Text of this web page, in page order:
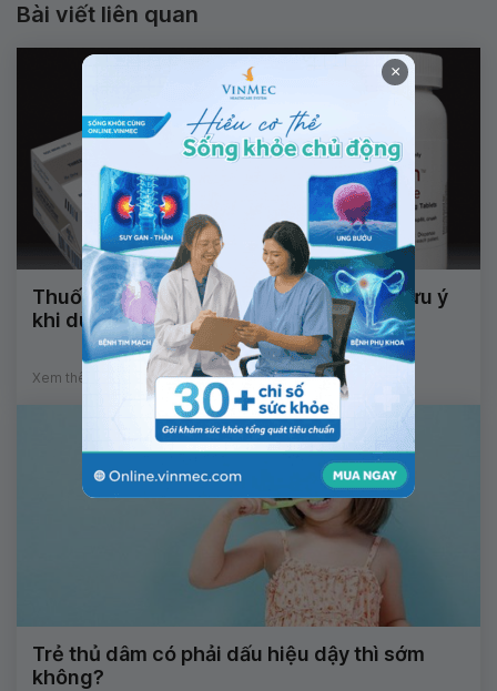
Bài viết liên quan
Thuốc Korlym: Công dụng, chỉ định và lưu ý
khi dùng
Xem thêm
Trẻ thủ dâm có phải dấu hiệu dậy thì sớm
không?
×